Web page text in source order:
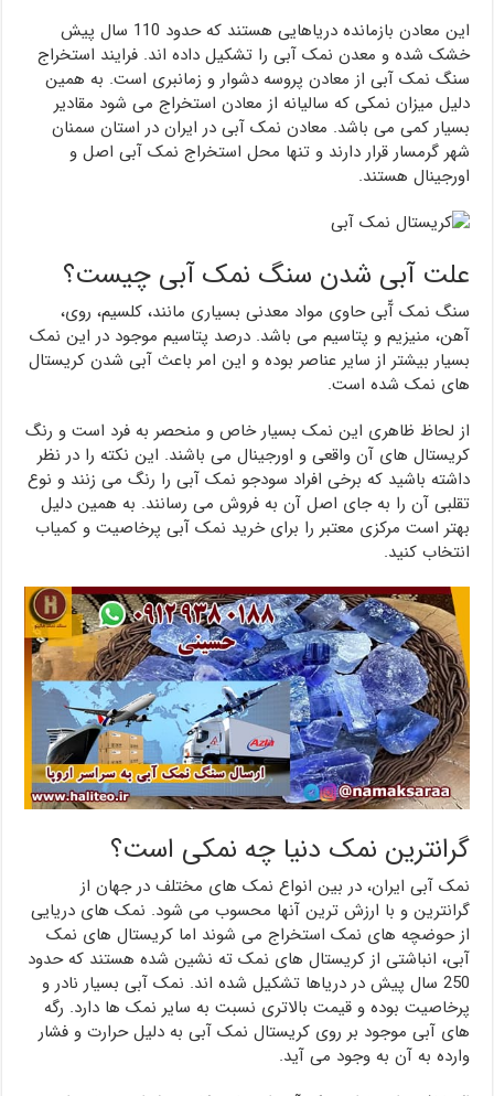
این معادن بازمانده دریاهایی هستند که حدود 110 سال پیش
خشک شده و معدن نمک آبی را تشکیل داده اند. فرایند استخراج
سنگ نمک آبی از معادن پروسه دشوار و زمانبری است. به همین
دلیل میزان نمکی که سالیانه از معادن استخراج می شود مقادیر
بسیار کمی می باشد. معادن نمک آبی در ایران در استان سمنان
شهر گرمسار قرار دارند و تنها محل استخراج نمک آبی اصل و
اورجینال هستند.
علت آبی شدن سنگ نمک آبی چیست؟
سنگ نمک آّبی حاوی مواد معدنی بسیاری مانند، کلسیم، روی،
آهن، منیزیم و پتاسیم می باشد. درصد پتاسیم موجود در این نمک
بسیار بیشتر از سایر عناصر بوده و این امر باعث آبی شدن کریستال
های نمک شده است.
از لحاظ ظاهری این نمک بسیار خاص و منحصر به فرد است و رنگ
کریستال های آن واقعی و اورجینال می باشند. این نکته را در نظر
داشته باشید که برخی افراد سودجو نمک آبی را رنگ می زنند و نوع
تقلبی آن را به جای اصل آن به فروش می رسانند. به همین دلیل
بهتر است مرکزی معتبر را برای خرید نمک آبی پرخاصیت و کمیاب
انتخاب کنید.
گرانترین نمک دنیا چه نمکی است؟
نمک آبی ایران، در بین انواع نمک های مختلف در جهان از
گرانترین و با ارزش ترین آنها محسوب می شود. نمک های دریایی
از حوضچه های نمک استخراج می شوند اما کریستال های نمک
آبی، انباشتی از کریستال های نمک ته نشین شده هستند که حدود
250 سال پیش در دریاها تشکیل شده اند. نمک آبی بسیار نادر و
پرخاصیت بوده و قیمت بالاتری نسبت به سایر نمک ها دارد. رگه
های آبی موجود بر روی کریستال نمک آبی به دلیل حرارت و فشار
وارده به آن به وجود می آید.